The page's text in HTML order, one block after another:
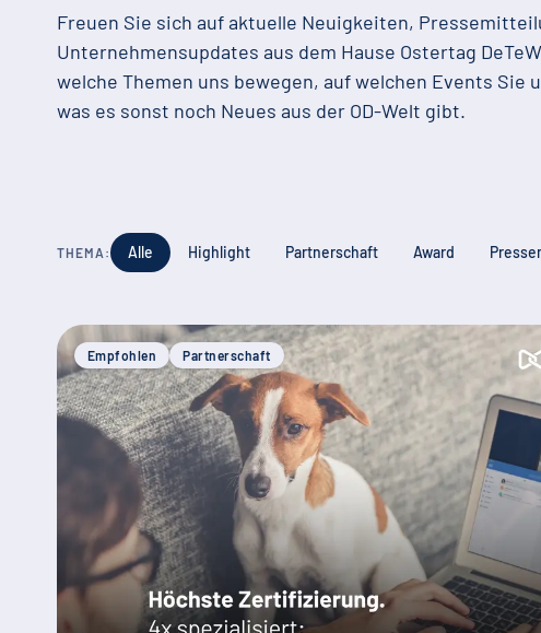
Freuen Sie sich auf aktuelle Neuigkeiten,
Unternehmensupdates aus dem Hause Ostertag
welche Themen uns bewegen, auf welchen Events Sie
was es sonst noch Neues aus der OD-Welt gibt.
THEMA: Alle Highlight Partnerschaft Award
Empfohlen
Partnerschaft